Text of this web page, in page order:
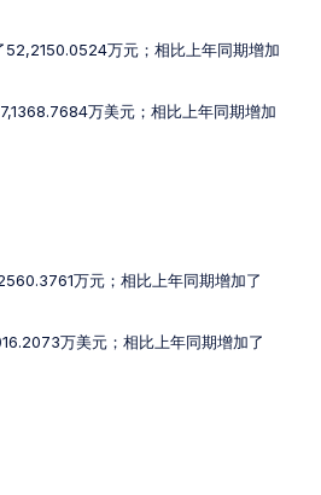
万元；相比上年同期增加
万美元；相比上年同期增加
万元；相比上年同期增加了
万美元；相比上年同期增加了